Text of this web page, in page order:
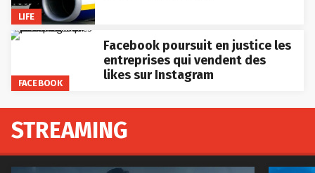
LIFE
FACEBOOK
Facebook poursuit en justice les
entreprises qui vendent des
likes sur Instagram
STREAMING